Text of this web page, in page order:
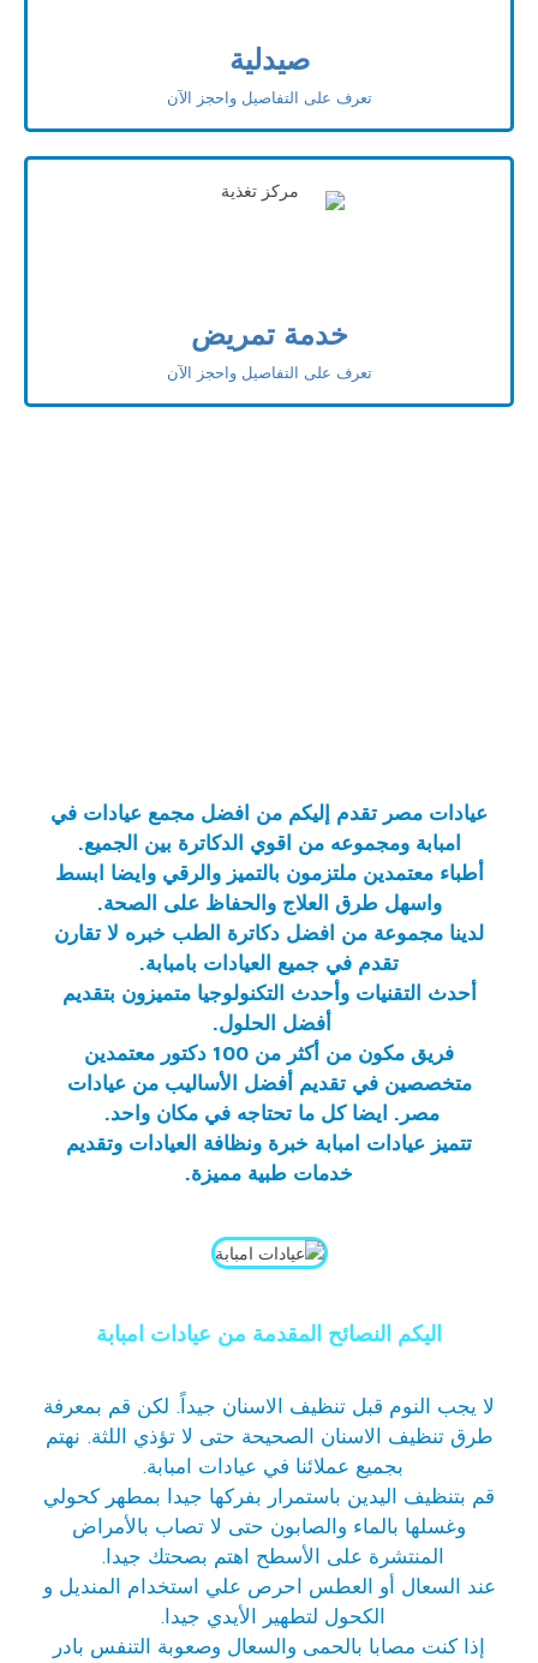
صيدلية
تعرف على التفاصيل واحجز الآن
خدمة تمريض
تعرف على التفاصيل واحجز الآن
عيادات مصر تقدم إليكم من افضل مجمع عيادات في
امبابة ومجموعه من اقوي الدكاترة بين الجميع.
أطباء معتمدين ملتزمون بالتميز والرقي وايضا ابسط
واسهل طرق العلاج والحفاظ على الصحة.
لدينا مجموعة من افضل دكاترة الطب خبره لا تقارن
تقدم في جميع العيادات بامبابة.
أحدث التقنيات وأحدث التكنولوجيا متميزون بتقديم
أفضل الحلول.
فريق مكون من أكثر من 100 دكتور معتمدين
متخصصين في تقديم أفضل الأساليب من عيادات
مصر. ايضا كل ما تحتاجه في مكان واحد.
تتميز عيادات امبابة خبرة ونظافة العيادات وتقديم
خدمات طبية مميزة.
اليكم النصائح المقدمة من عيادات امبابة
لا يجب النوم قبل تنظيف الاسنان جيداً. لكن قم بمعرفة
طرق تنظيف الاسنان الصحيحة حتى لا تؤذي اللثة. نهتم
بجميع عملائنا في عيادات امبابة.
قم بتنظيف اليدين باستمرار بفركها جيدا بمطهر كحولي
وغسلها بالماء والصابون حتى لا تصاب بالأمراض
المنتشرة على الأسطح اهتم بصحتك جيدا.
عند السعال أو العطس احرص علي استخدام المنديل و
الكحول لتطهير الأيدي جيدا.
إذا كنت مصابا بالحمى والسعال وصعوبة التنفس بادر